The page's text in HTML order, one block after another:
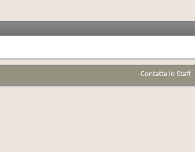
Contatta lo Staff